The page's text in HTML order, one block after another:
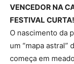
VENCEDOR NA
FESTIVAL
O nascimento da
um “mapa
começa em